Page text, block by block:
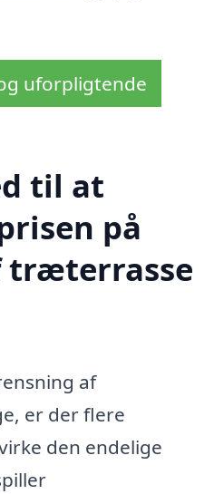
uforpligtende
til at
på
træterrasse
af
er der flere
den endelige